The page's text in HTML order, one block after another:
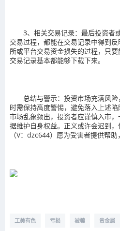
3、相关交易记录：最后投资者
交易过程，都能在交易记录中得到
所或平台交易资金损失的过程，只
交易记录基本都能够下载下来。
总结与警示：投资市场充满风险
时需保持高度警惕，避免落入上述
市场乱象频出，投资者应谨慎入市
据维护自身权益。正义或许会迟到
（V：dzc644）愿为受害者提供帮助
工美有色 亏损 被骗 贵金属